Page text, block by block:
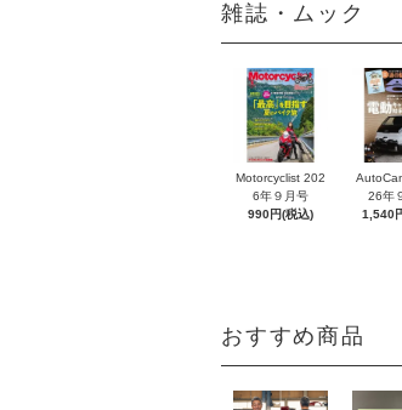
雑誌・ムック
Motorcyclist 202
6年９月号
990円(税込)
26年
1,540
おすすめ商品